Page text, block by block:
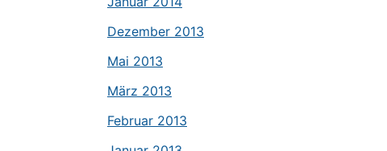
Dezember 2013
Mai 2013
März 2013
Februar 2013